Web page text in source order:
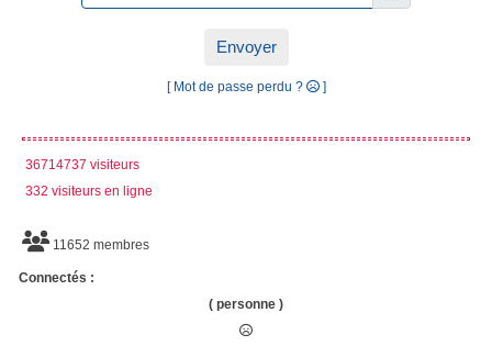
Envoyer
[ Mot de passe perdu ? ]
36714737 visiteurs
332 visiteurs en ligne
11652 membres
Connectés :
( personne )